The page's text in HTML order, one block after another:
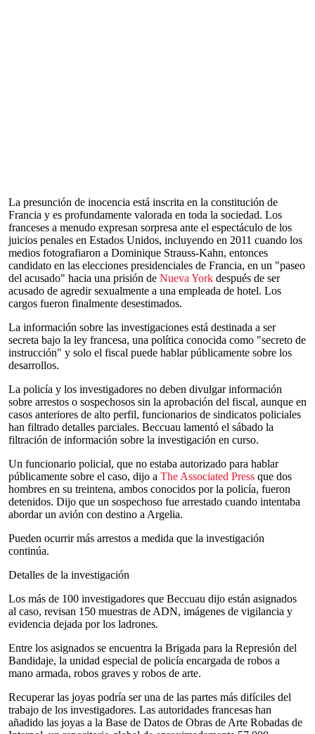
La presunción de inocencia está inscrita en la constitución de
Francia y es profundamente valorada en toda la sociedad. Los
franceses a menudo expresan sorpresa ante el espectáculo de los
juicios penales en Estados Unidos, incluyendo en 2011 cuando los
medios fotografiaron a Dominique Strauss-Kahn, entonces
candidato en las elecciones presidenciales de Francia, en un "paseo
del acusado" hacia una prisión de Nueva York después de ser
acusado de agredir sexualmente a una empleada de hotel. Los
cargos fueron finalmente desestimados.
La información sobre las investigaciones está destinada a ser
secreta bajo la ley francesa, una política conocida como "secreto de
instrucción" y solo el fiscal puede hablar públicamente sobre los
desarrollos.
La policía y los investigadores no deben divulgar información
sobre arrestos o sospechosos sin la aprobación del fiscal, aunque en
casos anteriores de alto perfil, funcionarios de sindicatos policiales
han filtrado detalles parciales. Beccuau lamentó el sábado la
filtración de información sobre la investigación en curso.
Un funcionario policial, que no estaba autorizado para hablar
públicamente sobre el caso, dijo a The Associated Press que dos
hombres en su treintena, ambos conocidos por la policía, fueron
detenidos. Dijo que un sospechoso fue arrestado cuando intentaba
abordar un avión con destino a Argelia.
Pueden ocurrir más arrestos a medida que la investigación
continúa.
Detalles de la investigación
Los más de 100 investigadores que Beccuau dijo están asignados
al caso, revisan 150 muestras de ADN, imágenes de vigilancia y
evidencia dejada por los ladrones.
Entre los asignados se encuentra la Brigada para la Represión del
Bandidaje, la unidad especial de policía encargada de robos a
mano armada, robos graves y robos de arte.
Recuperar las joyas podría ser una de las partes más difíciles del
trabajo de los investigadores. Las autoridades francesas han
añadido las joyas a la Base de Datos de Obras de Arte Robadas de